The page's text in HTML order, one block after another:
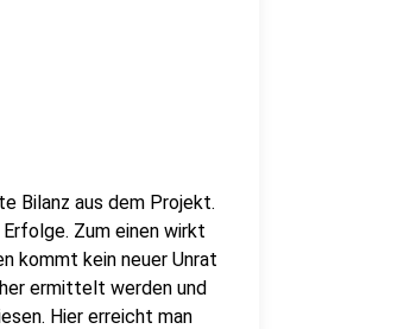
Bilanz aus dem Projekt.
Zum einen wirkt
kommt kein neuer Unrat
ermittelt werden und
Hier erreicht man